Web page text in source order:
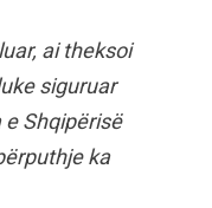
ai theksoi
siguruar
Shqipërisë
ka